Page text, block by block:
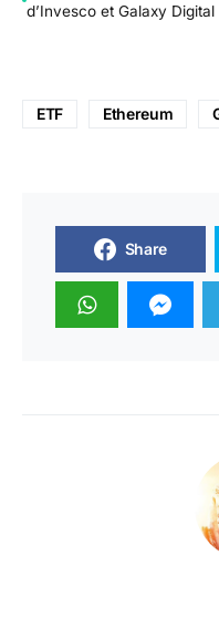
d’Invesco et Galaxy Digital
ETF Ethereum
Share